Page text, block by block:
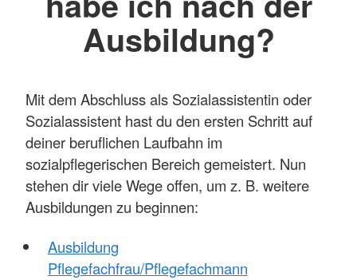
Ausbildung?
Mit dem Abschluss als Sozialassistentin oder
Sozialassistent hast du den ersten Schritt auf
deiner beruflichen Laufbahn im
sozialpflegerischen Bereich gemeistert. Nun
stehen dir viele Wege offen, um z. B. weitere
Ausbildungen zu beginnen:
Ausbildung
Pflegefachfrau/Pflegefachmann